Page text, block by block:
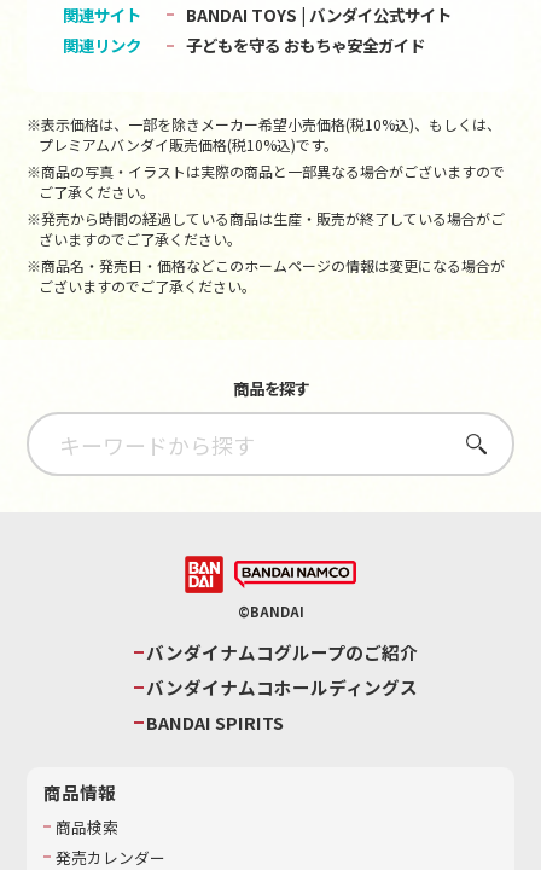
関連サイト
BANDAI TOYS | バンダイ公式サイト
関連リンク
子どもを守る おもちゃ安全ガイド
※表示価格は、一部を除きメーカー希望小売価格(税10%込)、もしくは、
プレミアムバンダイ販売価格(税10%込)です。
※商品の写真・イラストは実際の商品と一部異なる場合がございますので
ご了承ください。
※発売から時間の経過している商品は生産・販売が終了している場合がご
ざいますのでご了承ください。
※商品名・発売日・価格などこのホームページの情報は変更になる場合が
ございますのでご了承ください。
商品を探す
さがす
©BANDAI
バンダイナムコグループのご紹介
バンダイナムコホールディングス
BANDAI SPIRITS
商品情報
商品検索
発売カレンダー